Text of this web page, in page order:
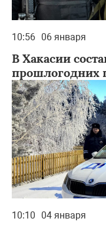
10:56 06 января
В Хакасии
прошлогодних
10:10 04 января